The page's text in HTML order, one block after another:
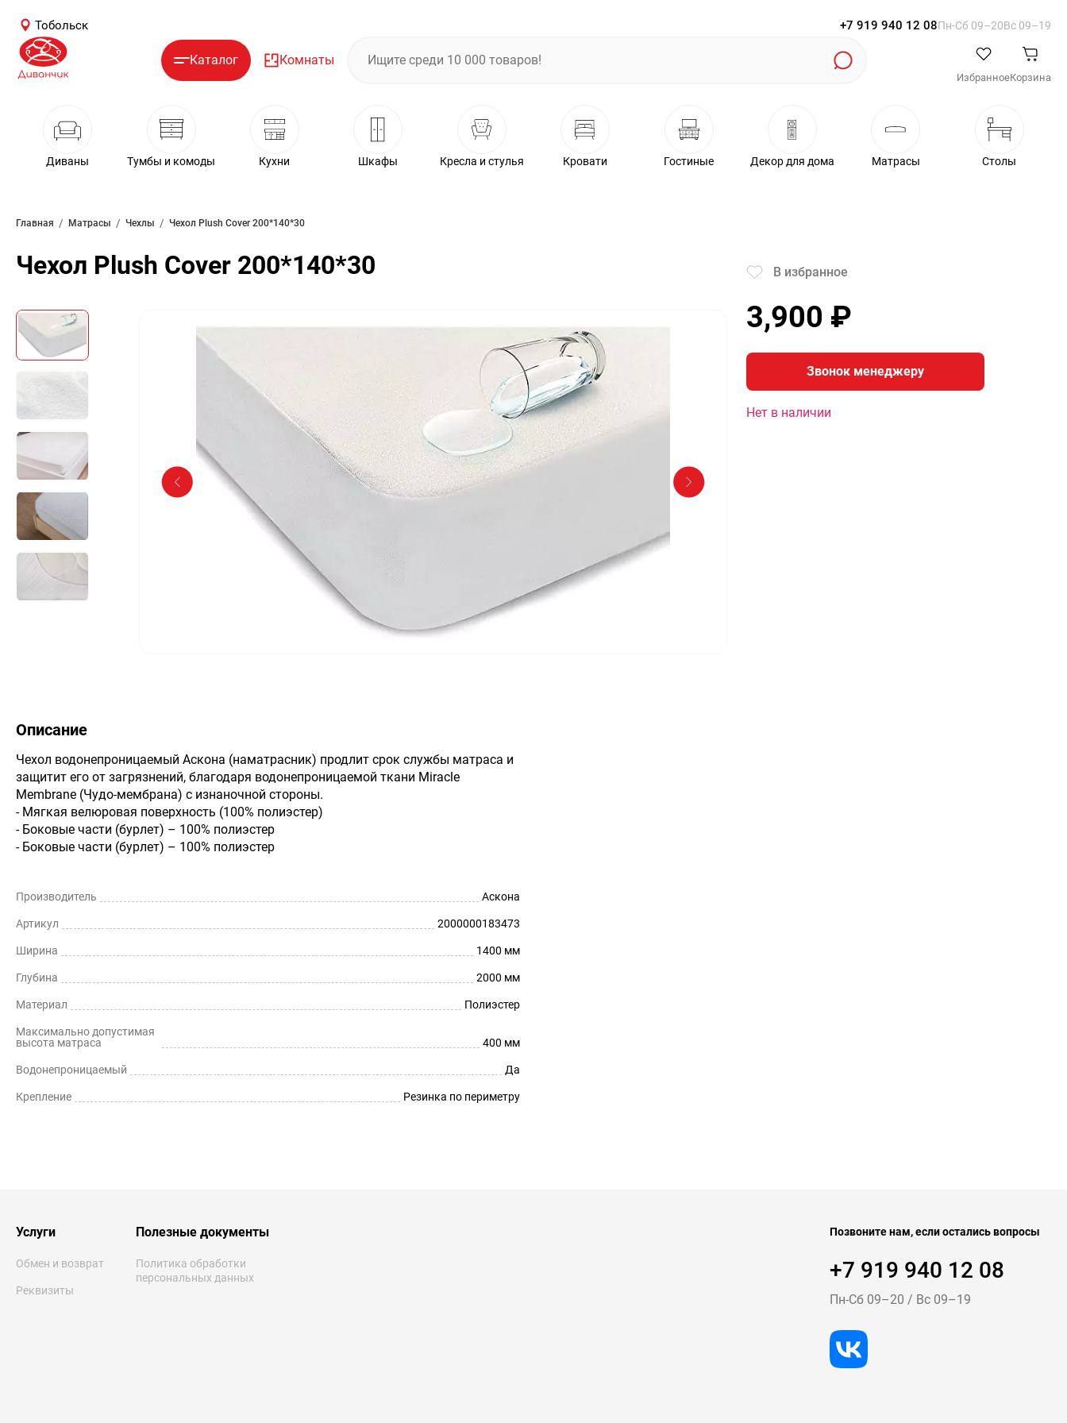
Тобольск +7 919 940 12 08Пн-Cб 09–20Вс 09–19
Каталог Комнаты
ИзбранноеКорзина
Диваны Тумбы и комоды Кухни Шкафы Кресла и стулья Кровати Гостиные Декор для дома Матрасы Столы
Главная / Матрасы / Чехлы / Чехол Plush Cover 200*140*30
Чехол Plush Cover 200*140*30
Описание
Чехол водонепроницаемый Аскона (наматрасник) продлит срок службы матраса и
защитит его от загрязнений, благодаря водонепроницаемой ткани Miracle
Membrane (Чудо-мембрана) с изнаночной стороны.
- Мягкая велюровая поверхность (100% полиэстер)
- Боковые части (бурлет) – 100% полиэстер
- Боковые части (бурлет) – 100% полиэстер
Производитель Аскона
Артикул 2000000183473
Ширина 1400 мм
Глубина 2000 мм
Материал Полиэстер
Максимально допустимая
высота матраса
400 мм
Водонепроницаемый Да
Крепление Резинка по периметру
В избранное
3,900 ₽
Звонок менеджеру
Нет в наличии
Услуги
Обмен и возврат
Реквизиты
Полезные документы
Политика обработки
персональных данных
Позвоните нам, если остались вопросы
+7 919 940 12 08
Пн-Cб 09–20 / Вс 09–19